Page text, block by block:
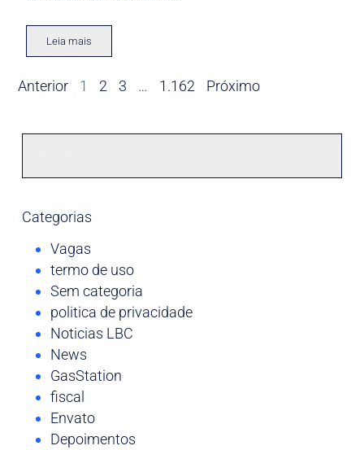
Leia mais
Anterior 1 2 3 … 1.162 Próximo
Categorias
Vagas
termo de uso
Sem categoria
politica de privacidade
Noticias LBC
News
GasStation
fiscal
Envato
Depoimentos